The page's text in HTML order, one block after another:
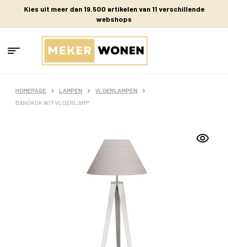
Kies uit meer dan 19.500 artikelen van 11 verschillende
webshops
HOMEPAGE LAMPEN
VLOERLAMPEN
BANGKOK WIT VLOERLAMP